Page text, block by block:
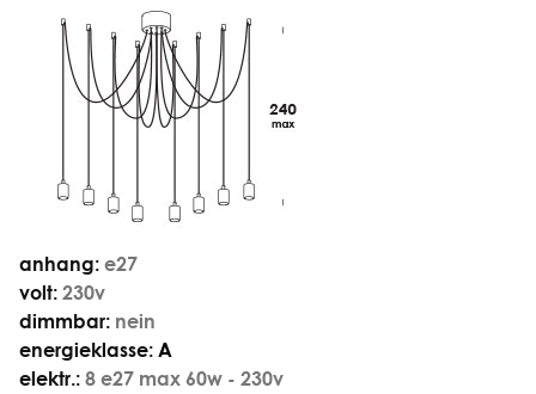
anhang: e27
volt: 230v
dimmbar: nein
energieklasse: A
elektr.: 8 e27 max 60w - 230v